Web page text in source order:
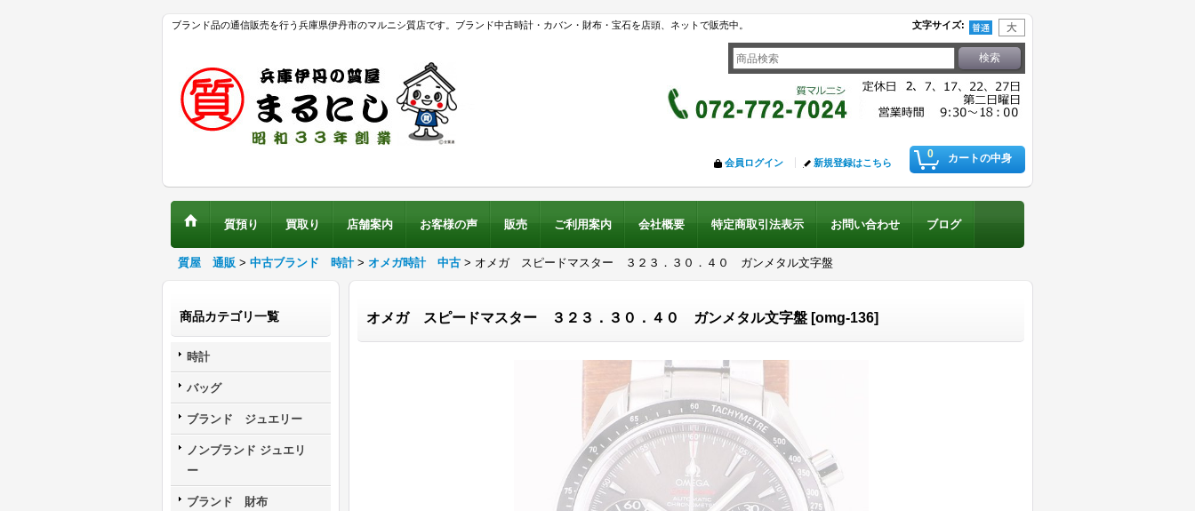
ブランド品の通信販売を行う兵庫県伊丹市のマルニシ質店です。ブランド中古時計・カバン・財布・宝石を店頭、ネットで販売中。 文字サイズ:
0 カートの中身
会員ログイン 新規登録はこちら
質預り 買取り 店舗案内 お客様の声 販売 ご利用案内 会社概要 特定商取引法表示 お問い合わせ ブログ
質屋 通販 > 中古ブランド 時計 > オメガ時計 中古 > オメガ スピードマスター ３２３．３０．４０ ガンメタル文字盤
商品カテゴリ一覧
時計
バッグ
ブランド ジュエリー
ノンブランド ジュエリ
ー
ブランド 財布
オメガ スピードマスター ３２３．３０．４０ ガンメタル文字盤 [omg-136]